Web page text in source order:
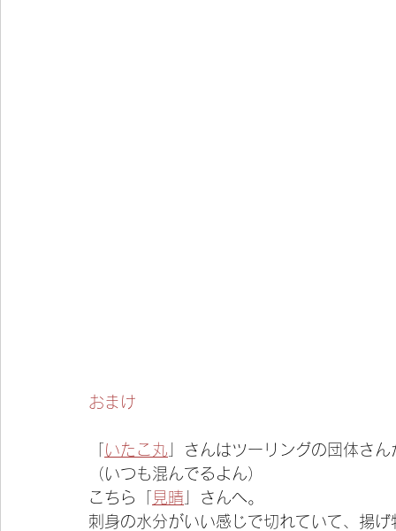
おまけ
いたこ丸 」さんはツーリングの団体さ
（いつも混んでるよん）
こちら「
見晴 」さんへ。
刺身の水分がいい感じで切れていて、揚